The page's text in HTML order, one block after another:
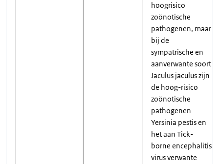
hoogrisico
zoönotische
pathogenen, maar
bij de
sympatrische en
aanverwante soort
Jaculus jaculus zijn
de hoog-risico
zoönotische
pathogenen
Yersinia pestis en
het aan Tick-
borne encephalitis
virus verwante